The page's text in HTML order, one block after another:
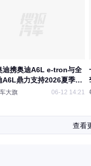
迪携奥迪A6L e-tron与全
A6L鼎力支持2026夏季达
坛大旗 06-12 14:21
查看